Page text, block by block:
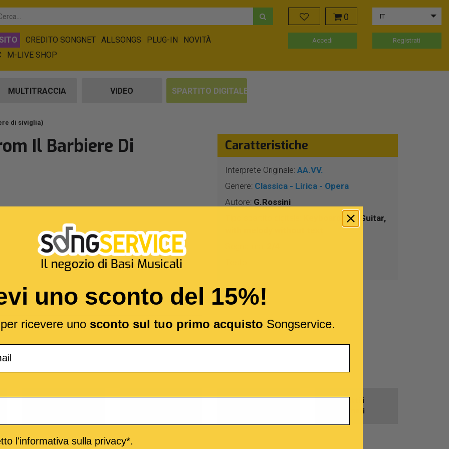
CREDITO SONGNET ALLSONGS PLUG-IN
NOVITÀ
M-LIVE SHOP
0 IT
Accedi Registrati
MULTITRACCIA VIDEO SPARTITO DIGITALE
di siviglia)
Il Barbiere Di
Caratteristiche
Interprete Originale: AA.VV.
Genere: Classica - Lirica - Opera
Autore: G.Rossini
Keyboard and Guitar,
Prodotti
Tutti i
Generi
uno sconto del 15%!
ricevere uno sconto sul tuo primo acquisto Songservice.
l'informativa sulla privacy*.